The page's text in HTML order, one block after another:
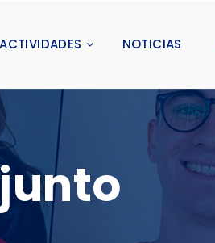
ACTIVIDADES NOTICIAS